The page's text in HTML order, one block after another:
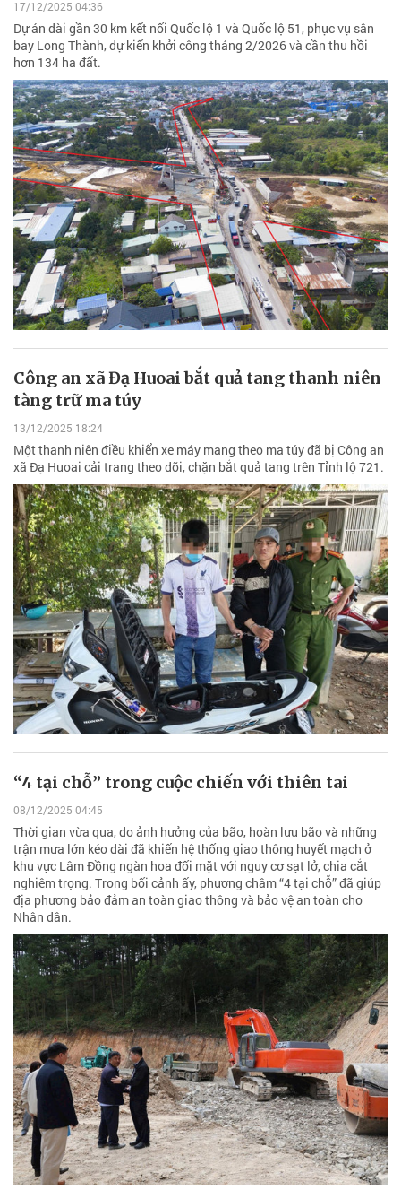
17/12/2025 04:36
Dự án dài gần 30 km kết nối Quốc lộ 1 và Quốc lộ 51, phục vụ sân
bay Long Thành, dự kiến khởi công tháng 2/2026 và cần thu hồi
hơn 134 ha đất.
Công an xã Đạ Huoai bắt quả tang thanh niên
tàng trữ ma túy
13/12/2025 18:24
Một thanh niên điều khiển xe máy mang theo ma túy đã bị Công an
xã Đạ Huoai cải trang theo dõi, chặn bắt quả tang trên Tỉnh lộ 721.
“4 tại chỗ” trong cuộc chiến với thiên tai
08/12/2025 04:45
Thời gian vừa qua, do ảnh hưởng của bão, hoàn lưu bão và những
trận mưa lớn kéo dài đã khiến hệ thống giao thông huyết mạch ở
khu vực Lâm Đồng ngàn hoa đối mặt với nguy cơ sạt lở, chia cắt
nghiêm trọng. Trong bối cảnh ấy, phương châm “4 tại chỗ” đã giúp
địa phương bảo đảm an toàn giao thông và bảo vệ an toàn cho
Nhân dân.